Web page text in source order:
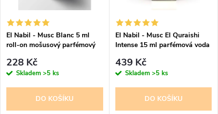
í
p
r
o
s
p
r
El Nabil - Musc Blanc 5 ml
roll-on mošusový parfémový
228 Kč
Skladem >5 ks
DO KOŠÍKU
El Nabil - Musc El Quraishi
Intense 15 ml parfémová voda
439 Kč
Skladem >5 ks
DO KOŠÍKU